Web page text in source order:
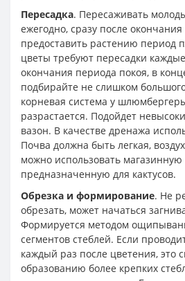
Пересадка. Пересаживать
ежегодно, сразу после
предоставить растению период
цветы требуют пересадки
окончания периода покоя, в
подбирайте не слишком
корневая система у
разрастается. Подойдет
вазон. В качестве дренажа
Почва должна быть легкая,
можно использовать магазинную
предназначенную для кактусов.
Обрезка и формирование. Не
обрезать, может начаться
Формируется методом
сегментов стеблей. Если
каждый раз после цветения, это
образованию более крепких